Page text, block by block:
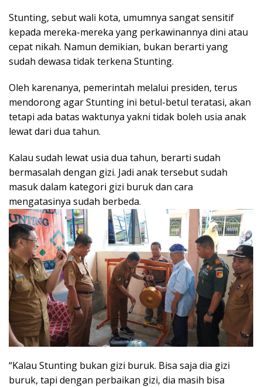
Stunting, sebut wali kota, umumnya sangat sensitif
kepada mereka-mereka yang perkawinannya dini atau
cepat nikah. Namun demikian, bukan berarti yang
sudah dewasa tidak terkena Stunting.
Oleh karenanya, pemerintah melalui presiden, terus
mendorong agar Stunting ini betul-betul teratasi, akan
tetapi ada batas waktunya yakni tidak boleh usia anak
lewat dari dua tahun.
Kalau sudah lewat usia dua tahun, berarti sudah
bermasalah dengan gizi. Jadi anak tersebut sudah
masuk dalam kategori gizi buruk dan cara
mengatasinya sudah berbeda.
“Kalau Stunting bukan gizi buruk. Bisa saja dia gizi
buruk, tapi dengan perbaikan gizi, dia masih bisa